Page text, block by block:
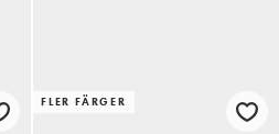
FLER FÄRGER